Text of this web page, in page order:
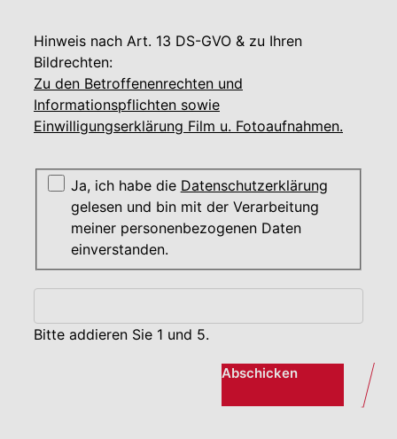
Hinweis nach Art. 13 DS-GVO & zu Ihren
Bildrechten:
Zu den Betroffenenrechten und
Informationspflichten sowie
Einwilligungserklärung Film u. Fotoaufnahmen.
Ja, ich habe die Datenschutzerklärung
gelesen und bin mit der Verarbeitung
meiner personenbezogenen Daten
einverstanden.
Bitte addieren Sie 1 und 5.
Abschicken